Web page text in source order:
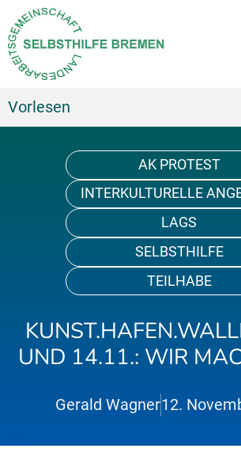
Vorlesen
AK PROTEST
INTERKULTURELLE
LAGS
SELBSTHILFE
TEILHABE
UND 14.11.: WIR
Gerald Wagner12.